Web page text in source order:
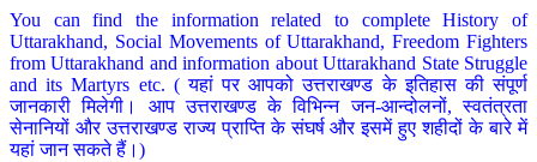
You can find the information related to complete History of
Uttarakhand, Social Movements of Uttarakhand, Freedom Fighters
from Uttarakhand and information about Uttarakhand State Struggle
and its Martyrs etc. ( यहां पर आपको उत्तराखण्ड के इतिहास की संपूर्ण
जानकारी मिलेगी। आप उत्तराखण्ड के विभिन्न जन-आन्दोलनों, स्वतंत्रता
सेनानियों और उत्तराखण्ड राज्य प्राप्ति के संघर्ष और इसमें हुए शहीदों के बारे में
यहां जान सकते हैं।)